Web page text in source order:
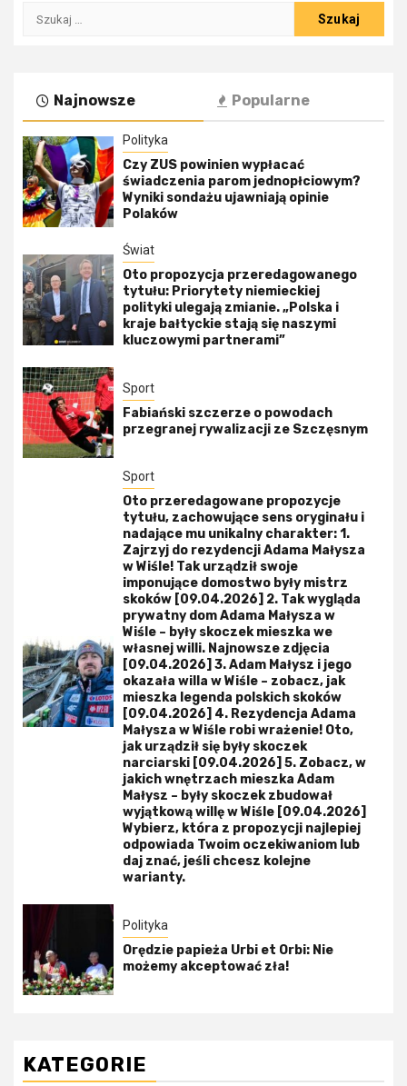
Szukaj:
Najnowsze Popularne
Polityka
Czy ZUS powinien wypłacać
świadczenia parom jednopłciowym?
Wyniki sondażu ujawniają opinie
Polaków
Świat
Oto propozycja przeredagowanego
tytułu: Priorytety niemieckiej
polityki ulegają zmianie. „Polska i
kraje bałtyckie stają się naszymi
kluczowymi partnerami”
Sport
Fabiański szczerze o powodach
przegranej rywalizacji ze Szczęsnym
Sport
Oto przeredagowane propozycje
tytułu, zachowujące sens oryginału i
nadające mu unikalny charakter: 1.
Zajrzyj do rezydencji Adama Małysza
w Wiśle! Tak urządził swoje
imponujące domostwo były mistrz
skoków [09.04.2026] 2. Tak wygląda
prywatny dom Adama Małysza w
Wiśle – były skoczek mieszka we
własnej willi. Najnowsze zdjęcia
[09.04.2026] 3. Adam Małysz i jego
okazała willa w Wiśle – zobacz, jak
mieszka legenda polskich skoków
[09.04.2026] 4. Rezydencja Adama
Małysza w Wiśle robi wrażenie! Oto,
jak urządził się były skoczek
narciarski [09.04.2026] 5. Zobacz, w
jakich wnętrzach mieszka Adam
Małysz – były skoczek zbudował
wyjątkową willę w Wiśle [09.04.2026]
Wybierz, która z propozycji najlepiej
odpowiada Twoim oczekiwaniom lub
daj znać, jeśli chcesz kolejne
warianty.
Polityka
Orędzie papieża Urbi et Orbi: Nie
możemy akceptować zła!
KATEGORIE